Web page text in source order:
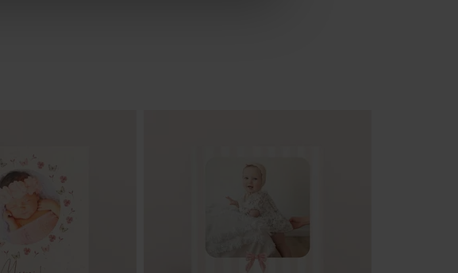
rose Vase rose pour cadeau invité baptême